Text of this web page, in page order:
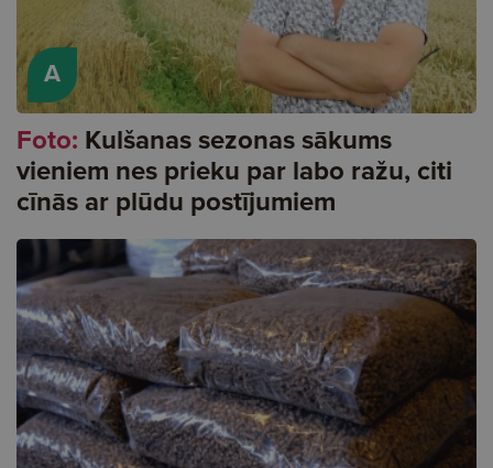
A
Foto: Kulšanas sezonas sākums
vieniem nes prieku par labo ražu, citi
cīnās ar plūdu postījumiem